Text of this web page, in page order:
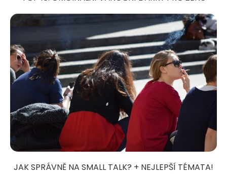
JAK SPRÁVNĚ NA SMALL TALK? + NEJLEPŠÍ TÉMATA!